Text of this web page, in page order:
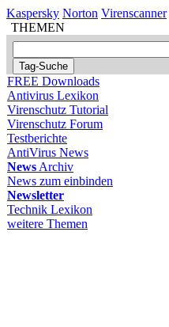
Kaspersky Norton Virenscanner
THEMEN
FREE Downloads
Antivirus Lexikon
Virenschutz Tutorial
Virenschutz Forum
Testberichte
AntiVirus News
News Archiv
News zum einbinden
Newsletter
Technik Lexikon
weitere Themen